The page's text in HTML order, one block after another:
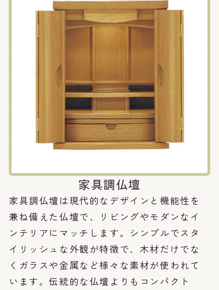
家具調仏壇
家具調仏壇は現代的なデザインと機能性を
兼ね備えた仏壇で、リビングやモダンなイ
ンテリアにマッチします。シンプルでスタ
イリッシュな外観が特徴で、木材だけでな
くガラスや金属など様々な素材が使われて
います。伝統的な仏壇よりもコンパクト